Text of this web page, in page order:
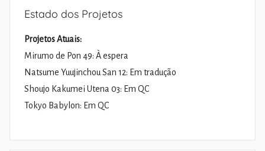
Estado dos Projetos
Projetos Atuais:
Mirumo de Pon 49: À espera
Natsume Yuujinchou San 12: Em tradução
Shoujo Kakumei Utena 03: Em QC
Tokyo Babylon: Em QC